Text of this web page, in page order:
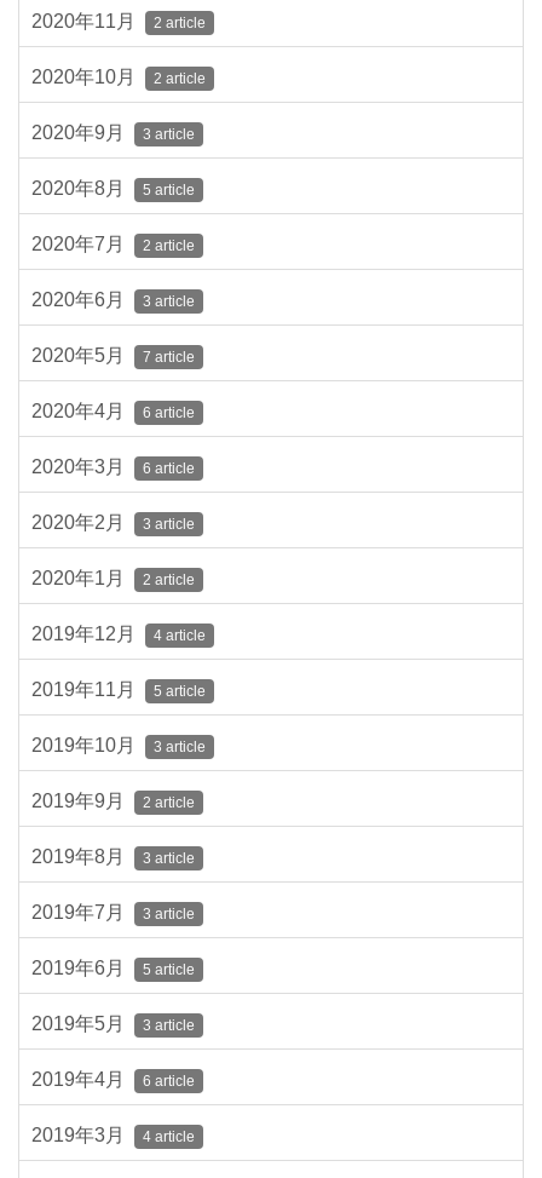
2020年11月 2 article
2020年10月 2 article
2020年9月 3 article
2020年8月 5 article
2020年7月 2 article
2020年6月 3 article
2020年5月 7 article
2020年4月 6 article
2020年3月 6 article
2020年2月 3 article
2020年1月 2 article
2019年12月 4 article
2019年11月 5 article
2019年10月 3 article
2019年9月 2 article
2019年8月 3 article
2019年7月 3 article
2019年6月 5 article
2019年5月 3 article
2019年4月 6 article
2019年3月 4 article